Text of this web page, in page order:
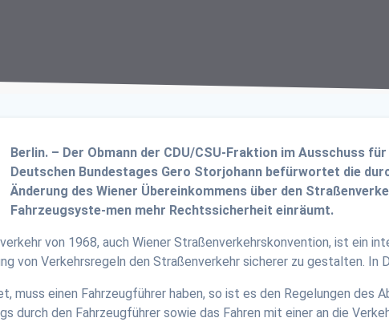
Berlin. – Der Obmann der CDU/CSU-Fraktion im Ausschuss
Deutschen Bundestages Gero Storjohann befürwortet die
Änderung des Wiener Übereinkommens über den
Fahrzeugsyste-men mehr Rechtssicherheit einräumt.
von 1968, auch Wiener Straßenverkehrskonvention, ist ein
von Verkehrsregeln den Straßenverkehr sicherer zu gestalten.
muss einen Fahrzeugführer haben, so ist es den Regelungen des
durch den Fahrzeugführer sowie das Fahren mit einer an die